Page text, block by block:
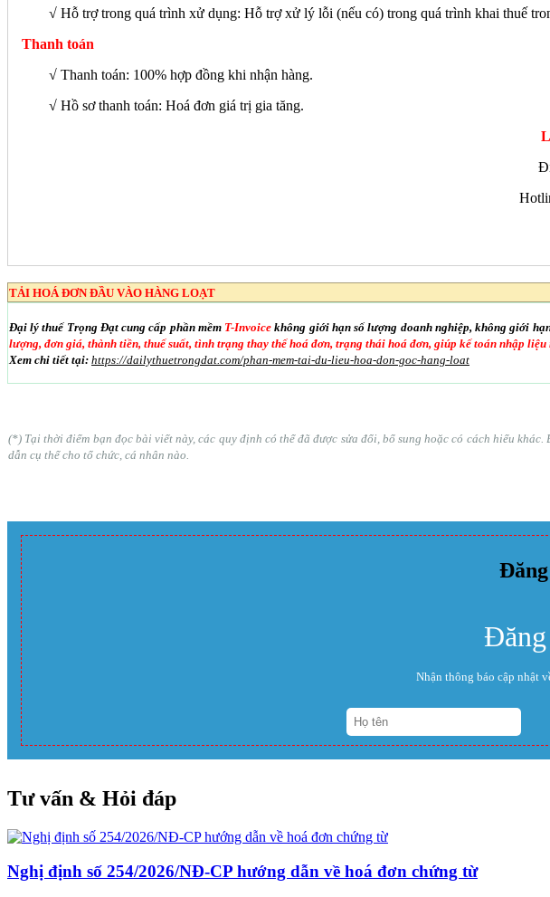
√ Hỗ trợ trong quá trình xử dụng: Hỗ trợ xử lý lỗi (nếu có) trong quá trình khai thuế
Thanh toán
√ Thanh toán: 100% hợp đồng khi nhận hàng.
√ Hồ sơ thanh toán: Hoá đơn giá trị gia tăng.
TẢI HOÁ ĐƠN ĐẦU VÀO HÀNG LOẠT
Đại lý thuế Trọng Đạt cung cấp phần mềm T-Invoice không giới hạn số lượng doanh nghiệp, không giới
lượng, đơn giá, thành tiền, thuế suất, tình trạng thay thế hoá đơn, trạng thái hoá đơn, giúp kế toán nhập
Xem chi tiết tại: https://dailythuetrongdat.com/phan-mem-tai-du-lieu-hoa-don-goc-hang-loat
(*) Tại thời điểm bạn đọc bài viết này, các quy định có thể đã được sửa đổi, bổ sung hoặc có cách hiểu
dẫn cụ thể cho tổ chức, cá nhân nào.
Nhận thông báo cập nhật
Tư vấn & Hỏi đáp
Nghị định số 254/2026/NĐ-CP hướng dẫn về hoá đơn chứng từ